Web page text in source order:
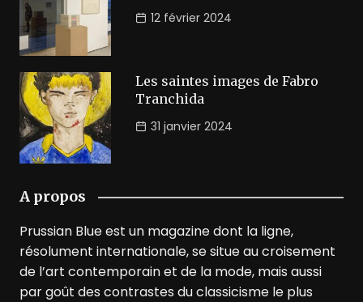
12 février 2024
Les saintes images de Fabro
Tranchida
31 janvier 2024
A propos
Prussian Blue est un magazine dont la ligne,
résolument internationale, se situe au croisement
de l’art contemporain et de la mode, mais aussi
par goût des contrastes du classicisme le plus